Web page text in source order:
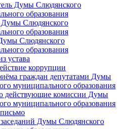
Думы Слюдянского
образования
Думы Слюдянского
образования
Слюдянского
образования
устава
коррупции
граждан депутатами Думы
муниципального образования
действующие комиссии Думы
муниципального образования
Думы Слюдянского